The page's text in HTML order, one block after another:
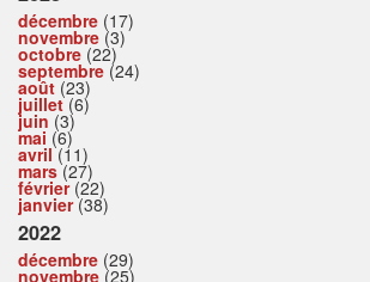
décembre (17)
novembre (3)
octobre (22)
septembre (24)
août (23)
juillet(6)
juin (3)
mai (6)
avril(11)
mars(27)
février(22)
janvier(38)
2022
décembre (29)
novembre (25)